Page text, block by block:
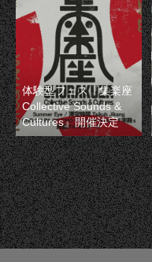
体験型フェス『集楽座
Collective Sounds &
Cultures』開催決定